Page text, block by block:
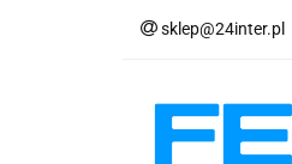
sklep@24inter.pl